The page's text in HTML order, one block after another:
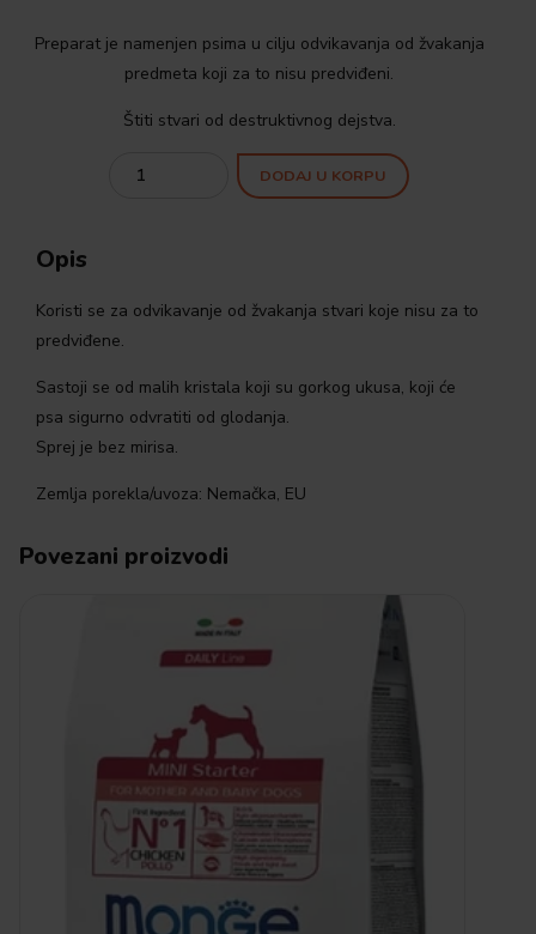
Preparat je namenjen psima u cilju odvikavanja od žvakanja
predmeta koji za to nisu predviđeni.
Štiti stvari od destruktivnog dejstva.
Quantity
DODAJ U KORPU
Opis
Koristi se za odvikavanje od žvakanja stvari koje nisu za to
predviđene.
Sastoji se od malih kristala koji su gorkog ukusa, koji će
psa sigurno odvratiti od glodanja.
Sprej je bez mirisa.
Zemlja porekla/uvoza: Nemačka, EU
Povezani proizvodi